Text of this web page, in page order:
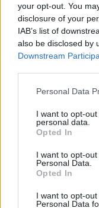
your opt-out. You
disclosure of your
IAB’s list of
also be disclosed by
Downstream
Personal Data
I want to opt-
personal data.
Opted In
I want to opt-
Personal Data.
Opted In
I want to opt-
Personal Data
Esim for USA|